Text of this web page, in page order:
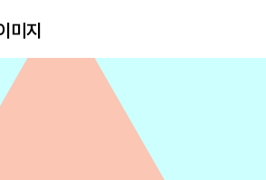
기의 비결은 신석기로부터
사랑한 중국인들
형상에서 인간의 이야기로─ 하, 상, 주
시대가 열리다
기에 담은 믿음
미지